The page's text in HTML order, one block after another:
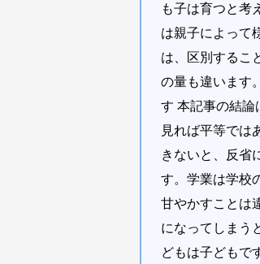
も子は育つと考
は親子によって
は、区別するこ
の量も違います
す 本記事の結論
見れば平等では
きないと、反省
す。学業は学校
甘やかすことは
になってしまう
どもは子どもで